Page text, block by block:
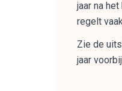
jaar na
regelt
Zie de
jaar